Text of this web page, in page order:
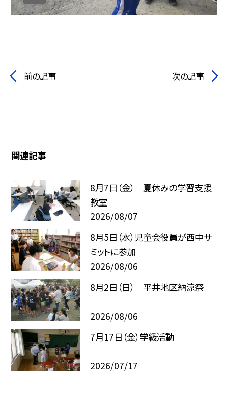
前の記事 次の記事
関連記事
8月7日（金） 夏休みの学習支援
教室
2026/08/07
8月5日（水）児童会役員が西中サ
ミットに参加
2026/08/06
8月2日（日） 平井地区納涼祭
2026/08/06
7月17日（金）学級活動
2026/07/17